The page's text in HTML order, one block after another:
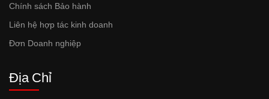
Chính sách Bảo hành
Liên hệ hợp tác kinh doanh
Đơn Doanh nghiệp
Địa Chỉ